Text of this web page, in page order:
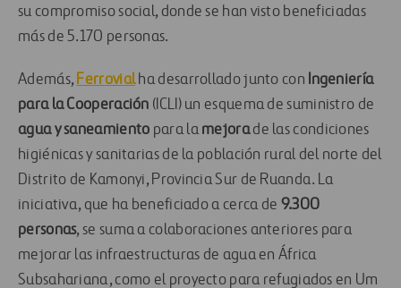
su compromiso social, donde se han visto beneficiadas
más de 5.170 personas.
Además,Ferrovialha desarrollado junto con Ingeniería
para la Cooperación (ICLI) un esquema de suministro de
agua y saneamiento para la mejorade las condiciones
higiénicas y sanitarias de la población rural del norte del
Distrito de Kamonyi, Provincia Sur de Ruanda. La
iniciativa, que ha beneficiado a cerca de 9.300
personas, se suma a colaboraciones anteriores para
mejorar las infraestructuras de agua en África
Subsahariana, como el proyecto para refugiados en Um